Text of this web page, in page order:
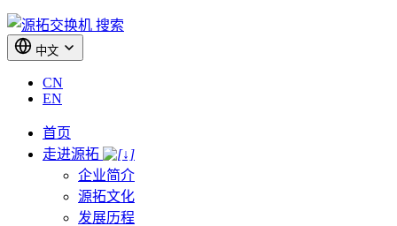
搜索
中文
CN
EN
首页
走进源拓
企业简介
源拓文化
发展历程